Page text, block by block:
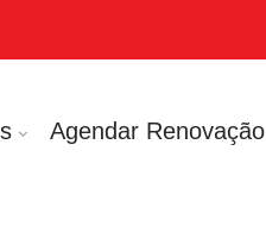
Agendar Renovação